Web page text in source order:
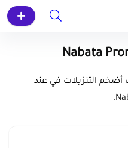
التنزيلات في عند